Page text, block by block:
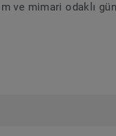
ve mimari odaklı